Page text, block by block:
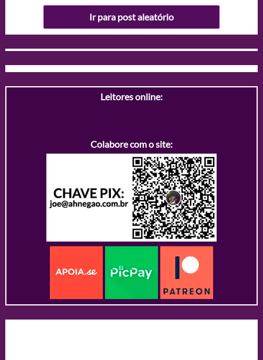
Ir para post aleatório
Leitores online:
Colabore com o site: